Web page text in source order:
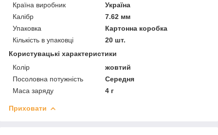
Країна виробник
Україна
Калібр
7.62 мм
Упаковка
Картонна коробка
Кількість в упаковці
20 шт.
Користувацькі характеристики
Колір
жовтий
Посоловна потужність
Середня
Маса заряду
4 г
Приховати